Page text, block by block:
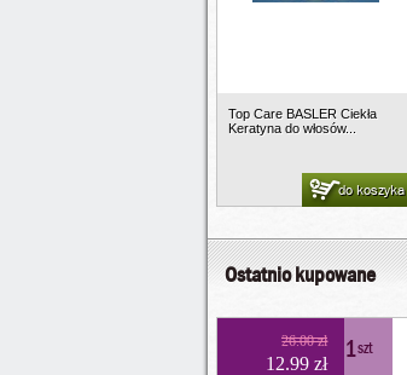
Top Care BASLER Ciekła
Keratyna do włosów...
do koszyka
Ostatnio kupowane
26.00 zł
12.99 zł 1szt